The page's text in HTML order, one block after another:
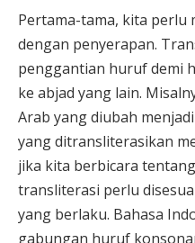
Pertama-tama, kita perlu
dengan penyerapan.
penggantian huruf demi
ke abjad yang lain.
Arab yang diubah
yang ditransliterasikan
jika kita berbicara
transliterasi perlu
yang berlaku. Bahasa
gabungan huruf